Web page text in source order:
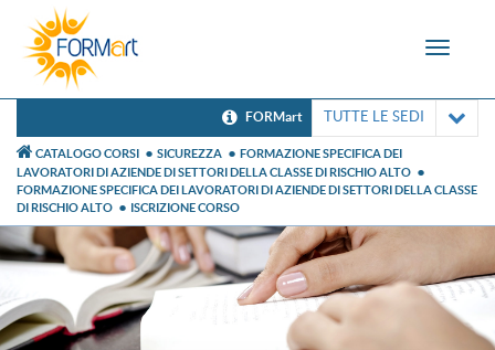
Toggle
FORMart TUTTE LE SEDI
CATALOGO CORSI SICUREZZA
FORMAZIONE SPECIFICA DEI
LAVORATORI DI AZIENDE DI SETTORI DELLA CLASSE DI RISCHIO ALTO
FORMAZIONE SPECIFICA DEI LAVORATORI DI AZIENDE DI SETTORI DELLA CLASSE
DI RISCHIO ALTO
ISCRIZIONE CORSO